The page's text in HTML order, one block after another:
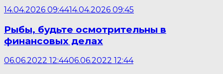
14.04.2026 09:4414.04.2026 09:45
Рыбы, будьте осмотрительны в
финансовых делах
06.06.2022 12:4406.06.2022 12:44